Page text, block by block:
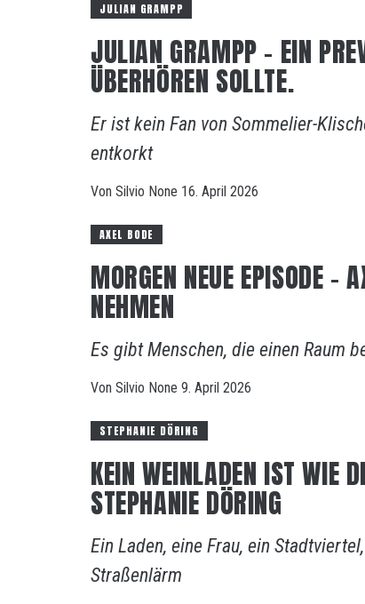
JULIAN GRAMPP
JULIAN GRAMPP – EIN
ÜBERHÖREN SOLLTE.
Er ist kein Fan von Sommelier-
entkorkt
Von Silvio None 16. April 2026
AXEL BODE
MORGEN NEUE EPISODE –
NEHMEN
Es gibt Menschen, die einen Raum
Von Silvio None 9. April 2026
STEPHANIE DÖRING
KEIN WEINLADEN IST WIE
STEPHANIE DÖRING
Ein Laden, eine Frau, ein
Straßenlärm